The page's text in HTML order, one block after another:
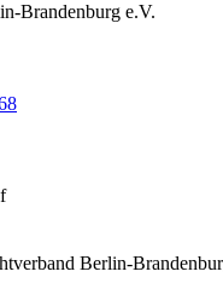
Brandenburg e.V.
Berlin-